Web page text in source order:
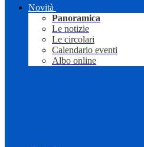
Novità
Panoramica
Le notizie
Le circolari
Calendario eventi
Albo online